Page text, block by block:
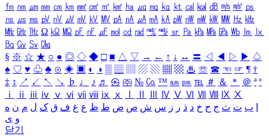
㎙ ㎚ ㎛ ㎜ ㎝ ㎞ ㎟ ㎠ ㎡ ㎢ ㏊ ㎍ ㎎ ㎏ ㏏ ㎈ ㎉ ㏈ ㎧ ㎨ ㎰
㎱ ㎲ ㎳ ㎴ ㎵ ㎶ ㎷ ㎸ ㎹ ㎀ ㎁ ㎂ ㎃ ㎄ ㎺ ㎻ ㎽ ㎾ ㎿ ㎐ ㎑
㎒ ㎓ ㎔ Ω ㏀ ㏁ ㎊ ㎋ ㎌ ㏖ ㏅ ㎭ ㎮ ㎯ ㏛ ㎩ ㎪ ㎫ ㎬ ㏝ ㏐
㏓
㏃ ㏉ ㏜ ㏆
§ ※ ☆ ★ ○ ● ◎ ◇ ◆ □ ■ △ ▽ → ← ↑ ↓ ↔ 〓 ◁ ◀ ▷ ▶ ♤
♠ ♡ ♥ ♧ ♣ ⊙ ◈ ▣ ◐ ◑ ▒ ▤ ▨ ▧ ▦ ▩ ♨ ☏ ☎ ☜ ☞ ¶ †
‡ ↕ ↗ ↙ ↖ ↘ ♭ ♩ ♪ ♬ ㉿ ㈜ № ㏇ ™ ㏂ ㏘ ℡ ＃ ＆ ＊ ＠ ª º
ⅰ
ⅱ ⅲ ⅳ ⅴ ⅵ ⅶ ⅷ ⅸ ⅹ Ⅳ Ⅴ Ⅵ Ⅶ Ⅷ Ⅸ Ⅹ
ب ت ث ج ح خ د ذ ر ز س ش ص ض ط ظ ع غ ف ق ک ل م ن ه
و ی
닫기